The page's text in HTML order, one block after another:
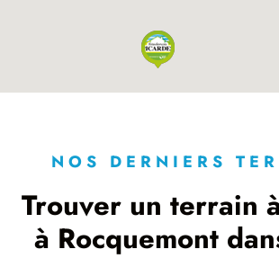
NOS DERNIERS
Trouver un terrain
à Rocquemont